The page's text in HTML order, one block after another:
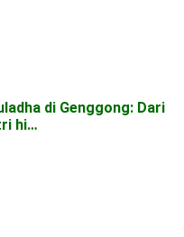
di Genggong: Dari
hi…